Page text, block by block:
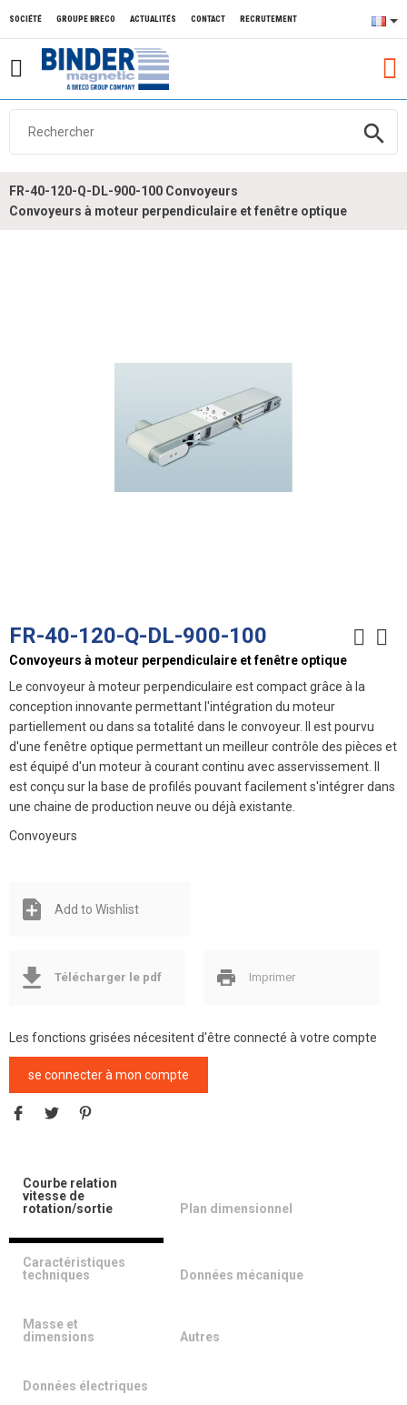
search
SOCIÉTÉ GROUPE BRECO ACTUALITÉS CONTACT RECRUTEMENT
FR-40-120-Q-DL-900-100 Convoyeurs
Convoyeurs à moteur perpendiculaire et fenêtre optique
FR-40-120-Q-DL-900-100
Convoyeurs à moteur perpendiculaire et fenêtre optique
Le convoyeur à moteur perpendiculaire est compact grâce à la
conception innovante permettant l'intégration du moteur
partiellement ou dans sa totalité dans le convoyeur. Il est pourvu
d'une fenêtre optique permettant un meilleur contrôle des pièces et
est équipé d'un moteur à courant continu avec asservissement. Il
est conçu sur la base de profilés pouvant facilement s'intégrer dans
une chaine de production neuve ou déjà existante.
Convoyeurs
Add to Wishlist
Télécharger le pdf Imprimer
Les fonctions grisées nécesitent d'être connecté à votre compte
se connecter à mon compte
Courbe relation
vitesse de
rotation/sortie
Plan dimensionnel
Caractéristiques
techniques
Données mécanique
Masse et
dimensions
Autres
Données électriques